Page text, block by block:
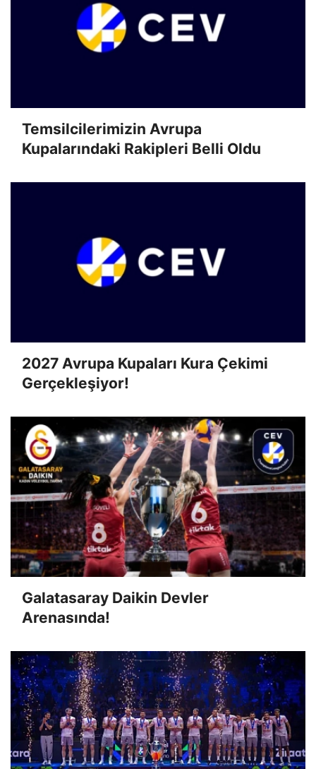
Temsilcilerimizin Avrupa
Kupalarındaki Rakipleri Belli Oldu
2027 Avrupa Kupaları Kura Çekimi
Gerçekleşiyor!
Galatasaray Daikin Devler
Arenasında!